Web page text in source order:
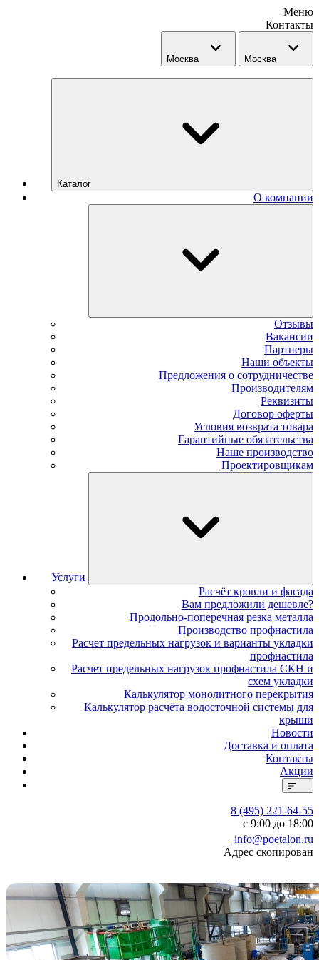
Меню
Контакты
Москва Москва
Каталог
О компании
Отзывы
Вакансии
Партнеры
Наши объекты
Предложения о сотрудничестве
Производителям
Реквизиты
Договор оферты
Условия возврата товара
Гарантийные обязательства
Наше производство
Проектировщикам
Услуги
Расчёт кровли и фасада
Вам предложили дешевле?
Продольно-поперечная резка металла
Производство профнастила
Расчет предельных нагрузок и варианты укладки
профнастила
Расчет предельных нагрузок профнастила СКН и
схем укладки
Калькулятор монолитного перекрытия
Калькулятор расчёта водосточной системы для
крыши
Новости
Доставка и оплата
Контакты
Акции
8 (495) 221-64-55
с 9:00 до 18:00
info@poetalon.ru
Адрес скопирован